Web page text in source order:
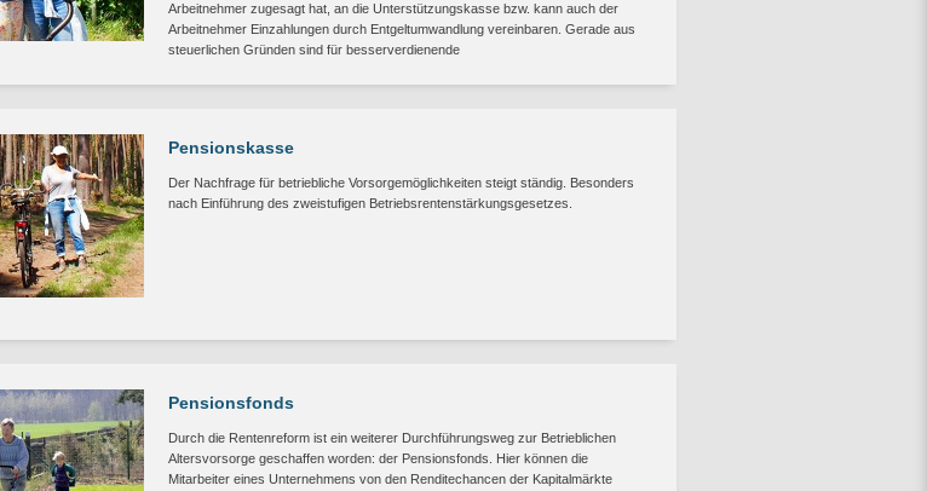
Arbeitnehmer zugesagt hat, an die Unterstützungskasse bzw. kann auch der
Arbeitnehmer Einzahlungen durch Entgeltumwandlung vereinbaren. Gerade aus
steuerlichen Gründen sind für besserverdienende
Pensionskasse
Der Nachfrage für betriebliche Vorsorgemöglichkeiten steigt ständig. Besonders
nach Einführung des zweistufigen Betriebsrentenstärkungsgesetzes.
Pensionsfonds
Durch die Rentenreform ist ein weiterer Durchführungsweg zur Betrieblichen
Altersvorsorge geschaffen worden: der Pensionsfonds. Hier können die
Mitarbeiter eines Unternehmens von den Renditechancen der Kapitalmärkte